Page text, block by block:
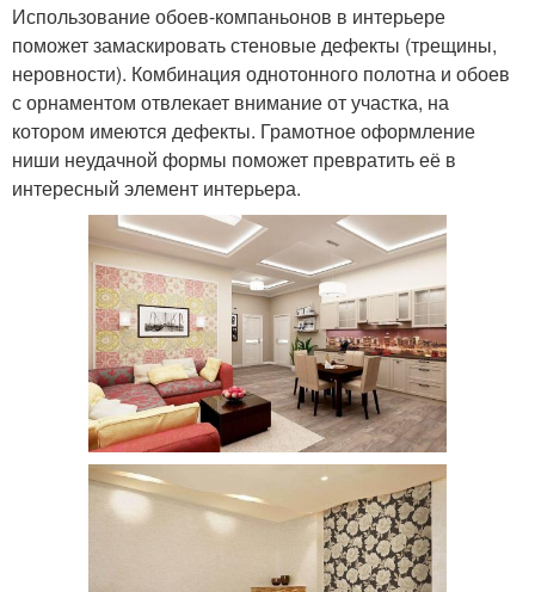
Использование обоев-компаньонов в интерьере
поможет замаскировать стеновые дефекты (трещины,
неровности). Комбинация однотонного полотна и обоев
с орнаментом отвлекает внимание от участка, на
котором имеются дефекты. Грамотное оформление
ниши неудачной формы поможет превратить её в
интересный элемент интерьера.